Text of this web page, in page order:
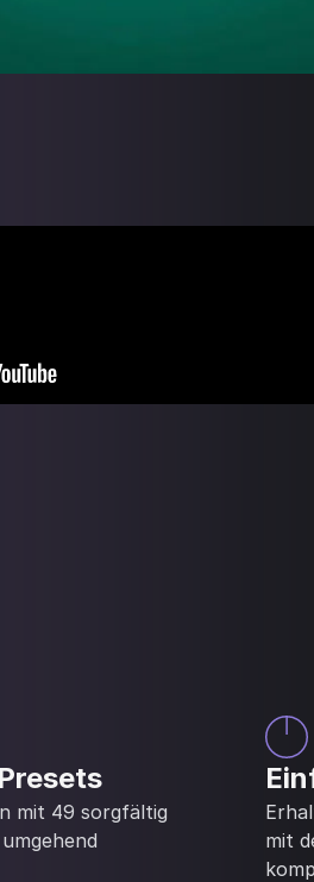
mit 49 sorgfältig
mit